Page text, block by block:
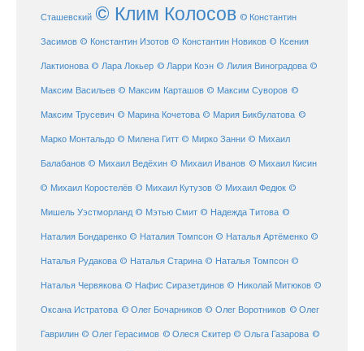
Сташевский © Клим Колосов © Константин
Засимов © Константин Изотов © Константин Новиков © Ксения
Лактионова © Лара Локьер © Ларри Коэн © Лилия Виноградова ©
Максим Васильев © Максим Карташов © Максим Суворов ©
Максим Трусевич © Марина Кочетова © Мария Бикбулатова ©
Марко Монтальдо © Милена Гитт © Мирко Занни © Михаил
Балабанов © Михаил Ведёхин © Михаил Иванов © Михаил Кисин
© Михаил Коростелёв © Михаил Кутузов © Михаил Федюк ©
Мишель Уэстморланд © Мэтью Смит © Надежда Титова ©
Наталия Бондаренко © Наталия Томпсон © Наталья Артёменко ©
Наталья Рудакова © Наталья Старина © Наталья Томпсон ©
Наталья Червякова © Нафис Сиразетдинов © Николай Митюков ©
Оксана Истратова © Олег Бочарников © Олег Воротников © Олег
Гаврилин © Олег Герасимов © Олеся Скитер © Ольга Газарова ©